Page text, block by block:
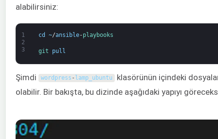
alabilirsiniz:
1
2
3
cd ~/ansible-playbooks
git pull
Şimdi wordpress - lamp_ubuntu klasörünün içindeki
olabilir. Bir bakışta, bu dizinde aşağıdaki yapıyı